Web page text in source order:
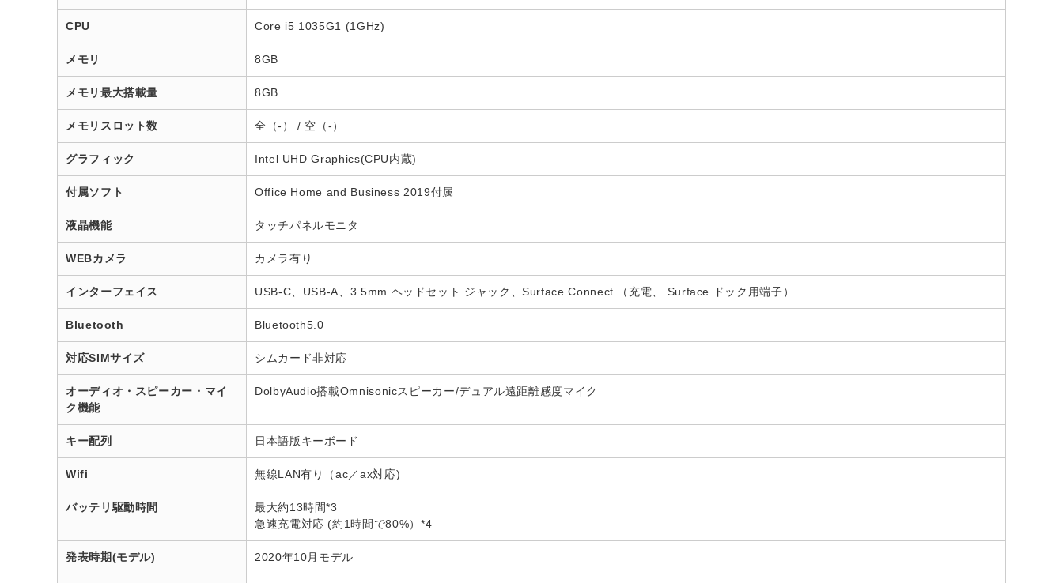
CPU Core i5 1035G1 (1GHz)
メモリ 8GB
メモリ最大搭載量 8GB
メモリスロット数 全（-） / 空（-）
グラフィック Intel UHD Graphics(CPU内蔵)
付属ソフト Office Home and Business 2019付属
液晶機能 タッチパネルモニタ
WEBカメラ カメラ有り
インターフェイス USB-C、USB-A、3.5mm ヘッドセット ジャック、Surface Connect （充電、 Surface ドック用端子）
Bluetooth Bluetooth5.0
対応SIMサイズ シムカード非対応
オーディオ・スピーカー・マイ
ク機能
DolbyAudio搭載Omnisonicスピーカー/デュアル遠距離感度マイク
キー配列 日本語版キーボード
Wifi 無線LAN有り（ac／ax対応)
バッテリ駆動時間
最大約13時間*3
急速充電対応 (約1時間で80%）*4
発表時期(モデル) 2020年10月モデル